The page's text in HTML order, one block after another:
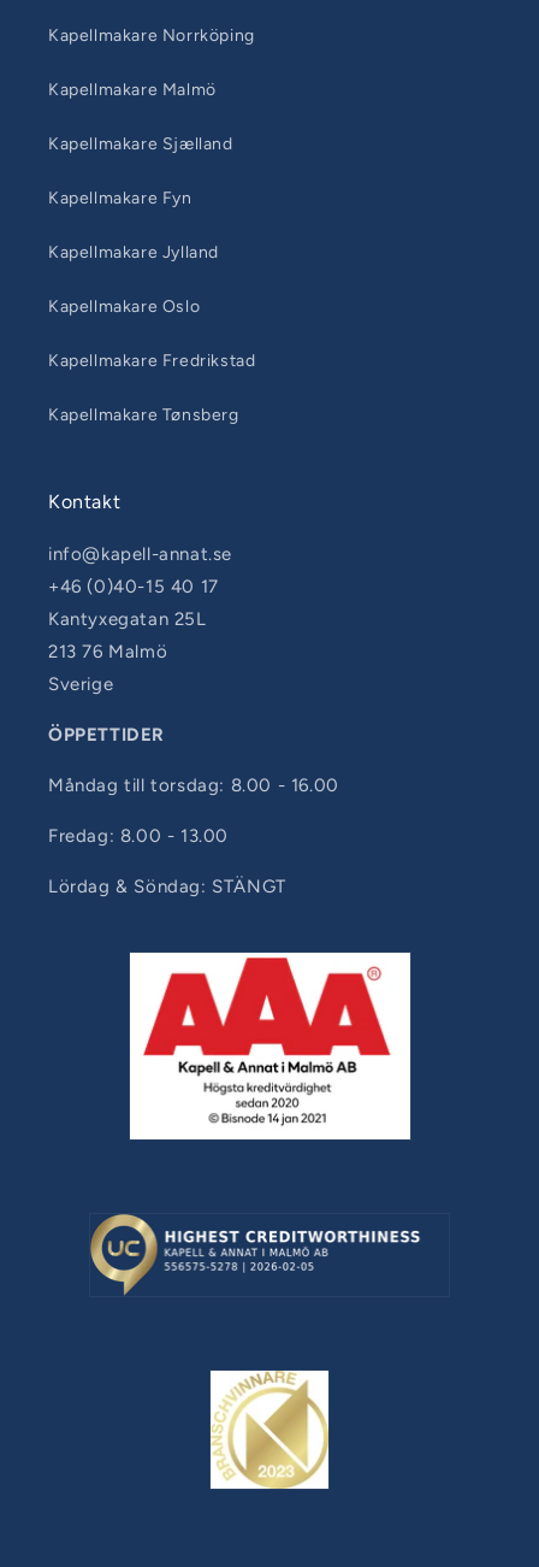
Kapellmakare Norrköping
Kapellmakare Malmö
Kapellmakare Sjælland
Kapellmakare Fyn
Kapellmakare Jylland
Kapellmakare Oslo
Kapellmakare Fredrikstad
Kapellmakare Tønsberg
Kontakt
info@kapell-annat.se
+46 (0)40-15 40 17
Kantyxegatan 25L
213 76 Malmö
Sverige
ÖPPETTIDER
Måndag till torsdag: 8.00 - 16.00
Fredag: 8.00 - 13.00
Lördag & Söndag: STÄNGT